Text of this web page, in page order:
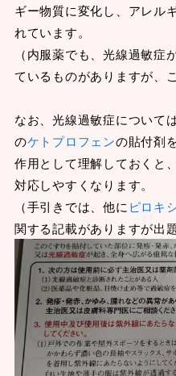
ギー物質に変化し、アレル
れています。
（内服薬でも、光線過敏
ているものがありますが、
なお、光線過敏症について
のケトプロフェンの貼付剤
作用として理解しておくと
対応しやすくなります。
（手引きでは、他に ピロキ
関する記載がありますが出